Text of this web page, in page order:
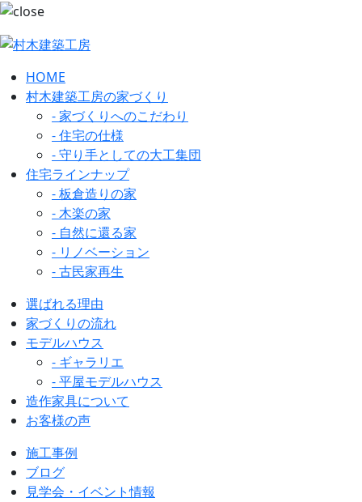
HOME
村木建築工房の家づくり
- 家づくりへのこだわり
- 住宅の仕様
- 守り手としての大工集団
住宅ラインナップ
- 板倉造りの家
- 木楽の家
- 自然に還る家
- リノベーション
- 古民家再生
選ばれる理由
家づくりの流れ
モデルハウス
- ギャラリエ
- 平屋モデルハウス
造作家具について
お客様の声
施工事例
ブログ
見学会・イベント情報